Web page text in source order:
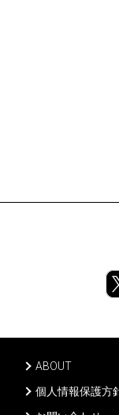
ABOUT
個人情報保護方